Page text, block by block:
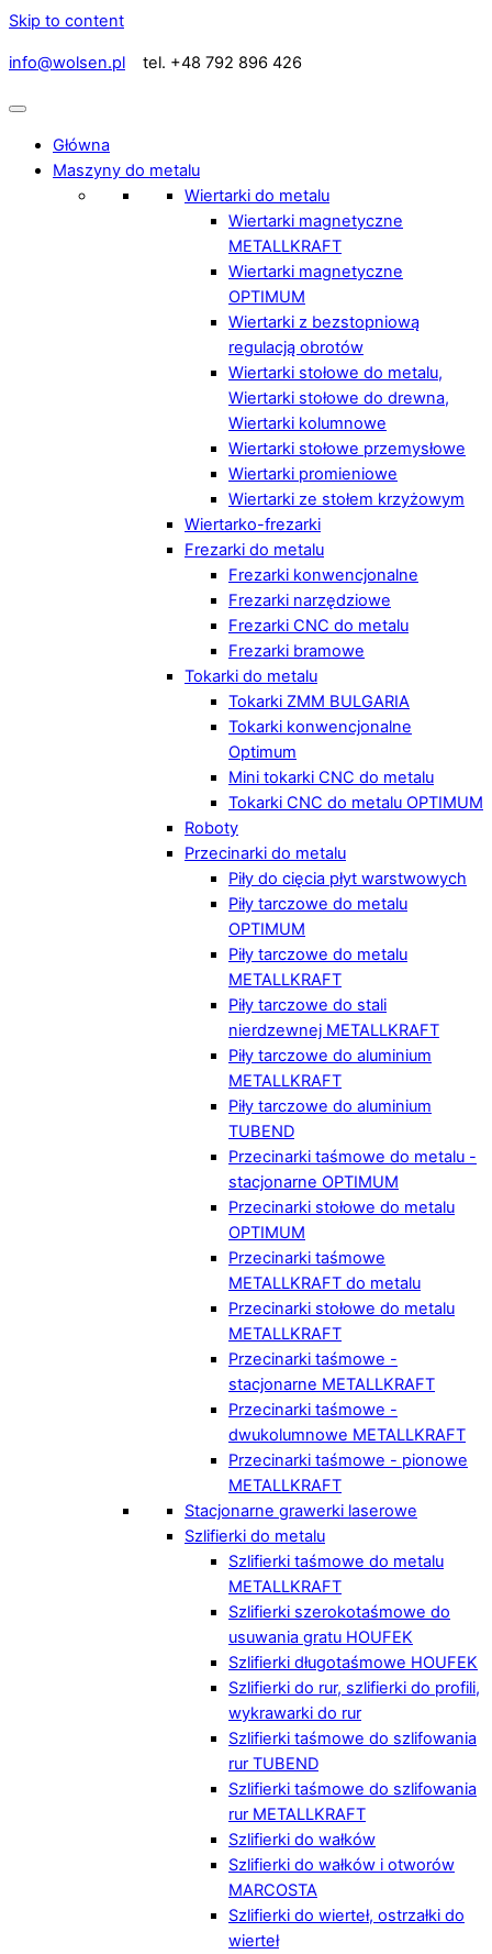
Skip to content
info@wolsen.pl tel. +48 792 896 426
Główna
Maszyny do metalu
Wiertarki do metalu
Wiertarki magnetyczne
METALLKRAFT
Wiertarki magnetyczne
OPTIMUM
Wiertarki z bezstopniową
regulacją obrotów
Wiertarki stołowe do metalu,
Wiertarki stołowe do drewna,
Wiertarki kolumnowe
Wiertarki stołowe przemysłowe
Wiertarki promieniowe
Wiertarki ze stołem krzyżowym
Wiertarko-frezarki
Frezarki do metalu
Frezarki konwencjonalne
Frezarki narzędziowe
Frezarki CNC do metalu
Frezarki bramowe
Tokarki do metalu
Tokarki ZMM BULGARIA
Tokarki konwencjonalne
Optimum
Mini tokarki CNC do metalu
Tokarki CNC do metalu OPTIMUM
Roboty
Przecinarki do metalu
Piły do cięcia płyt warstwowych
Piły tarczowe do metalu
OPTIMUM
Piły tarczowe do metalu
METALLKRAFT
Piły tarczowe do stali
nierdzewnej METALLKRAFT
Piły tarczowe do aluminium
METALLKRAFT
Piły tarczowe do aluminium
TUBEND
Przecinarki taśmowe do metalu -
stacjonarne OPTIMUM
Przecinarki stołowe do metalu
OPTIMUM
Przecinarki taśmowe
METALLKRAFT do metalu
Przecinarki stołowe do metalu
METALLKRAFT
Przecinarki taśmowe -
stacjonarne METALLKRAFT
Przecinarki taśmowe -
dwukolumnowe METALLKRAFT
Przecinarki taśmowe - pionowe
METALLKRAFT
Stacjonarne grawerki laserowe
Szlifierki do metalu
Szlifierki taśmowe do metalu
METALLKRAFT
Szlifierki szerokotaśmowe do
usuwania gratu HOUFEK
Szlifierki długotaśmowe HOUFEK
Szlifierki do rur, szlifierki do profili,
wykrawarki do rur
Szlifierki taśmowe do szlifowania
rur TUBEND
Szlifierki taśmowe do szlifowania
rur METALLKRAFT
Szlifierki do wałków
Szlifierki do wałków i otworów
MARCOSTA
Szlifierki do wierteł, ostrzałki do
wierteł